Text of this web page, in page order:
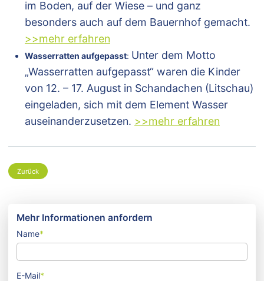
im Boden, auf der Wiese – und ganz
besonders auch auf dem Bauernhof gemacht.
>>mehr erfahren
Wasserratten aufgepasst: Unter dem Motto
„Wasserratten aufgepasst“ waren die Kinder
von 12. – 17. August in Schandachen (Litschau)
eingeladen, sich mit dem Element Wasser
auseinanderzusetzen. >>mehr erfahren
Zurück
Mehr Informationen anfordern
Name*
E-Mail*